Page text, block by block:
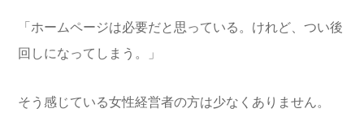
「ホームページは必要だと思っている。けれど、つい後
回しになってしまう。」
そう感じている女性経営者の方は少なくありません。